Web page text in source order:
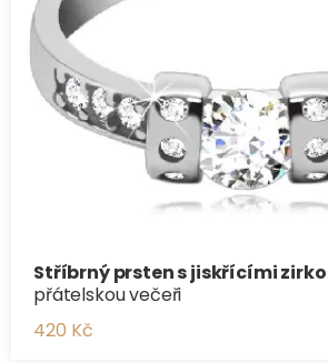
Stříbrný prsten s jiskřícími
přátelskou večeři
420 Kč